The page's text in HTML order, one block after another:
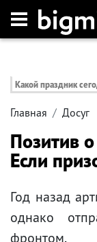
Какой праздник
Главная Досуг
Позитив
Если
Год назад
однако
фронтом.